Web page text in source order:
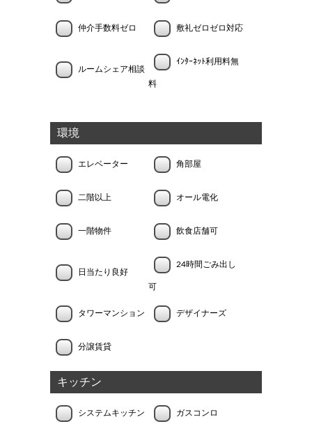
仲介手数料ゼロ 敷礼ゼロゼロ対応
ルームシェア相談
ｲﾝﾀｰﾈｯﾄ利用料無
料
環境
エレベーター 角部屋
二階以上 オール電化
一階物件 飲食店舗可
日当たり良好
24時間ごみ出し
可
タワーマンション デザイナーズ
分譲賃貸
キッチン
システムキッチン ガスコンロ